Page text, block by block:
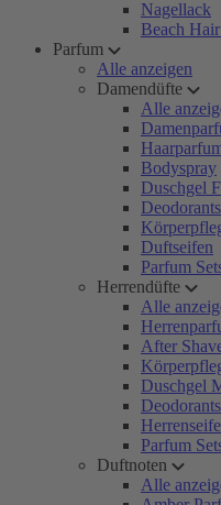
Nagellack
Beach
Parfum
Alle anzeigen
Damendüfte
Alle
Bodyspray
Duschgel
Deodorants
Duftseifen
Parfum
Herrendüfte
Alle
After
Duschgel
Deodorants
Herrenseife
Parfum
Duftnoten
Alle